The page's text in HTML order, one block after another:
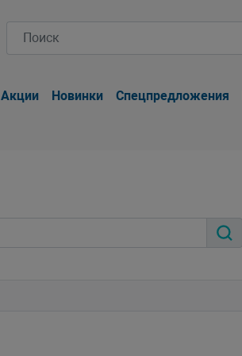
Акции Новинки Спецпредложения